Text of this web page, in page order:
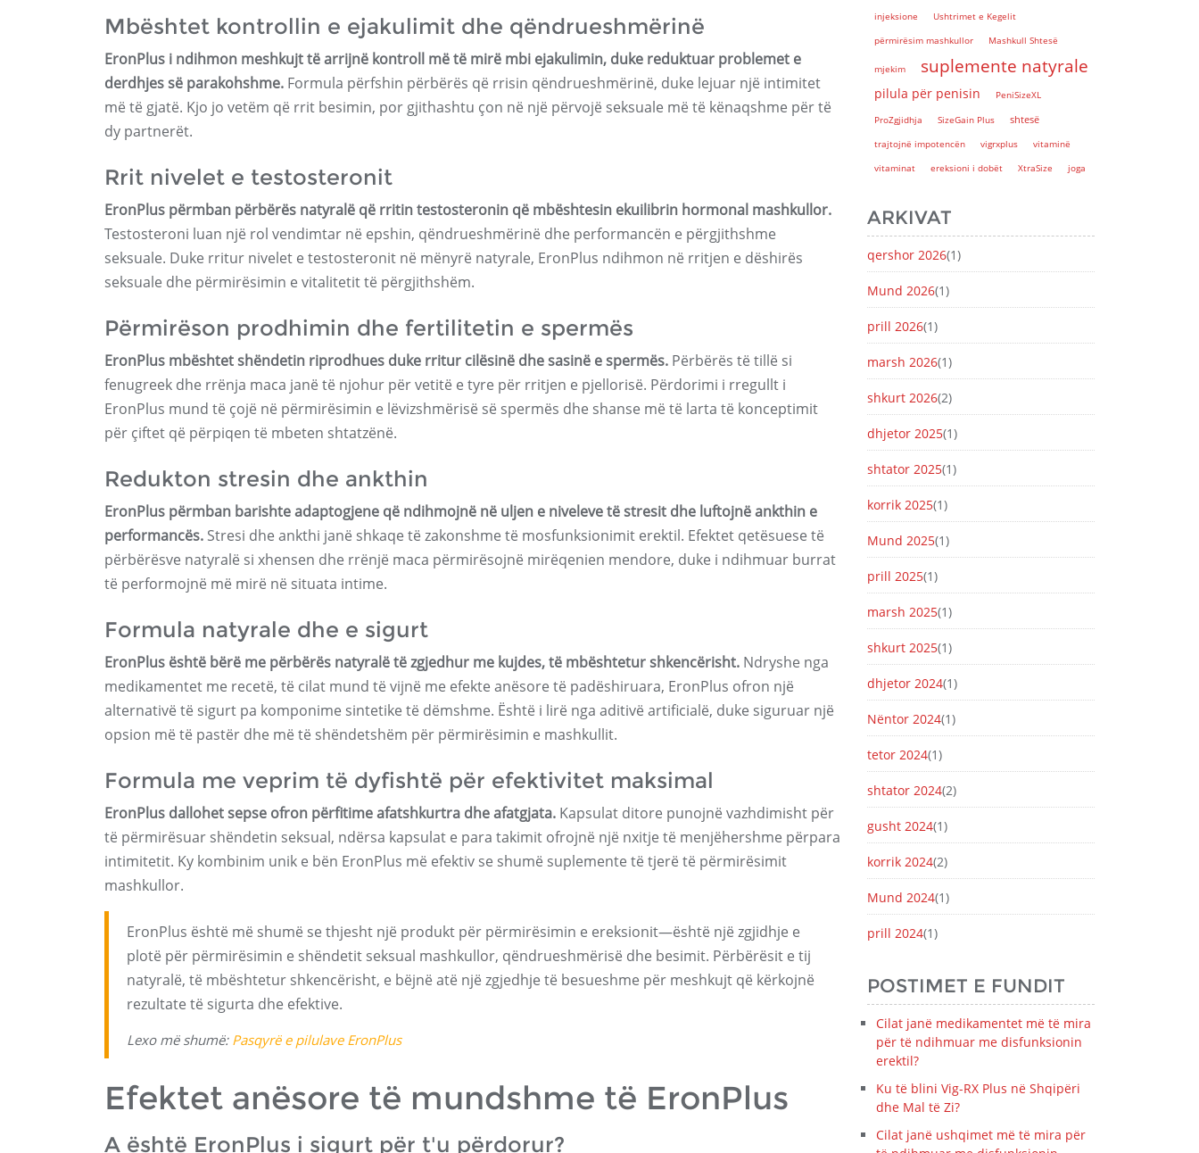
Mbështet kontrollin e ejakulimit dhe qëndrueshmërinë
EronPlus i ndihmon meshkujt të arrijnë kontroll më të mirë mbi ejakulimin, duke reduktuar problemet e
derdhjes së parakohshme. Formula përfshin përbërës që rrisin qëndrueshmërinë, duke lejuar një intimitet
më të gjatë. Kjo jo vetëm që rrit besimin, por gjithashtu çon në një përvojë seksuale më të kënaqshme për të
dy partnerët.
Rrit nivelet e testosteronit
EronPlus përmban përbërës natyralë që rritin testosteronin që mbështesin ekuilibrin hormonal mashkullor.
Testosteroni luan një rol vendimtar në epshin, qëndrueshmërinë dhe performancën e përgjithshme
seksuale. Duke rritur nivelet e testosteronit në mënyrë natyrale, EronPlus ndihmon në rritjen e dëshirës
seksuale dhe përmirësimin e vitalitetit të përgjithshëm.
Përmirëson prodhimin dhe fertilitetin e spermës
EronPlus mbështet shëndetin riprodhues duke rritur cilësinë dhe sasinë e spermës. Përbërës të tillë si
fenugreek dhe rrënja maca janë të njohur për vetitë e tyre për rritjen e pjellorisë. Përdorimi i rregullt i
EronPlus mund të çojë në përmirësimin e lëvizshmërisë së spermës dhe shanse më të larta të konceptimit
për çiftet që përpiqen të mbeten shtatzënë.
Redukton stresin dhe ankthin
EronPlus përmban barishte adaptogjene që ndihmojnë në uljen e niveleve të stresit dhe luftojnë ankthin e
performancës. Stresi dhe ankthi janë shkaqe të zakonshme të mosfunksionimit erektil. Efektet qetësuese të
përbërësve natyralë si xhensen dhe rrënjë maca përmirësojnë mirëqenien mendore, duke i ndihmuar burrat
të performojnë më mirë në situata intime.
Formula natyrale dhe e sigurt
EronPlus është bërë me përbërës natyralë të zgjedhur me kujdes, të mbështetur shkencërisht. Ndryshe nga
medikamentet me recetë, të cilat mund të vijnë me efekte anësore të padëshiruara, EronPlus ofron një
alternativë të sigurt pa komponime sintetike të dëmshme. Është i lirë nga aditivë artificialë, duke siguruar një
opsion më të pastër dhe më të shëndetshëm për përmirësimin e mashkullit.
Formula me veprim të dyfishtë për efektivitet maksimal
EronPlus dallohet sepse ofron përfitime afatshkurtra dhe afatgjata. Kapsulat ditore punojnë vazhdimisht për
të përmirësuar shëndetin seksual, ndërsa kapsulat e para takimit ofrojnë një nxitje të menjëhershme përpara
intimitetit. Ky kombinim unik e bën EronPlus më efektiv se shumë suplemente të tjerë të përmirësimit
mashkullor.
EronPlus është më shumë se thjesht një produkt për përmirësimin e ereksionit—është një zgjidhje e
plotë për përmirësimin e shëndetit seksual mashkullor, qëndrueshmërisë dhe besimit. Përbërësit e tij
natyralë, të mbështetur shkencërisht, e bëjnë atë një zgjedhje të besueshme për meshkujt që kërkojnë
rezultate të sigurta dhe efektive.
Lexo më shumë: Pasqyrë e pilulave EronPlus
Efektet anësore të mundshme të EronPlus
A është EronPlus i sigurt për t'u përdorur?
injeksione
Ushtrimet e Kegelit
përmirësim mashkullor
Mashkull Shtesë
mjekim suplemente natyrale
pilula për penisin
PeniSizeXL
ProZgjidhja
SizeGain Plus shtesë
trajtojnë impotencën vigrxplus
vitaminë
vitaminat
ereksioni i dobët XtraSize joga
ARKIVAT
qershor 2026(1)
Mund 2026(1)
prill 2026(1)
marsh 2026(1)
shkurt 2026(2)
dhjetor 2025(1)
shtator 2025(1)
korrik 2025(1)
Mund 2025(1)
prill 2025(1)
marsh 2025(1)
shkurt 2025(1)
dhjetor 2024(1)
Nëntor 2024(1)
tetor 2024(1)
shtator 2024(2)
gusht 2024(1)
korrik 2024(2)
Mund 2024(1)
prill 2024(1)
POSTIMET E FUNDIT
Cilat janë medikamentet më të mira
për të ndihmuar me disfunksionin
erektil?
Ku të blini Vig-RX Plus në Shqipëri
dhe Mal të Zi?
Cilat janë ushqimet më të mira për